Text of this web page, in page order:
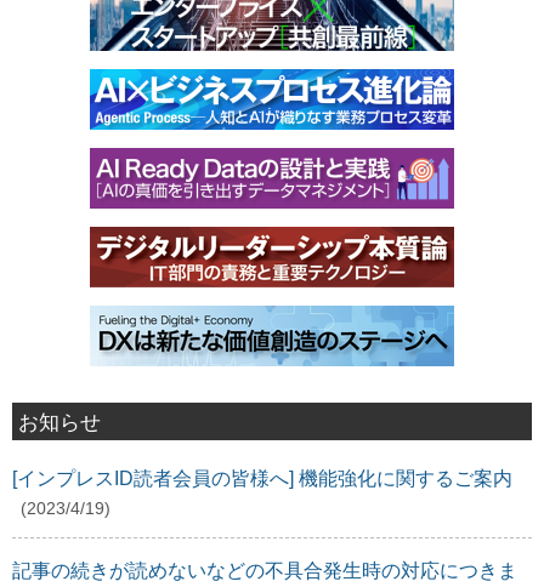
お知らせ
[インプレスID読者会員の皆様へ] 機能強化に関するご案内
(2023/4/19)
記事の続きが読めないなどの不具合発生時の対応につきま